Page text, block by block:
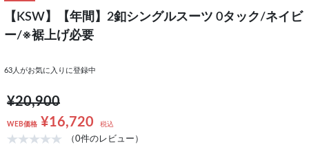
【KSW】【年間】2釦シングルスーツ 0タック/ネイビ
ー/※裾上げ必要
63 人がお気に入りに登録中
¥20,900
WEB価格 ¥16,720 税込
（0件のレビュー）